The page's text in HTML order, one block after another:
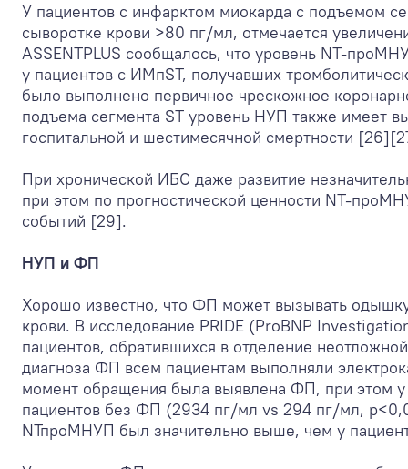
У пациентов с инфарктом миокарда с подъемом
сыворотке крови >80 пг/мл, отмечается
ASSENTPLUS сообщалось, что уровень NТ-
у пациентов с ИМпST, получавших
было выполнено первичное чрескожное
подъема сегмента ST уровень НУП также имеет
госпитальной и шестимесячной смертности
При хронической ИБС даже развитие
при этом по прогностической ценности NТ-
событий [29].
НУП и ФП
Хорошо известно, что ФП может вызывать
крови. В исследование PRIDE (ProBNP
пациентов, обратившихся в отделение
диагноза ФП всем пациентам выполняли
момент обращения была выявлена ФП, при этом
пациентов без ФП (2934 пг/мл vs 294 пг/мл,
NТпроМНУП был значительно выше, чем у